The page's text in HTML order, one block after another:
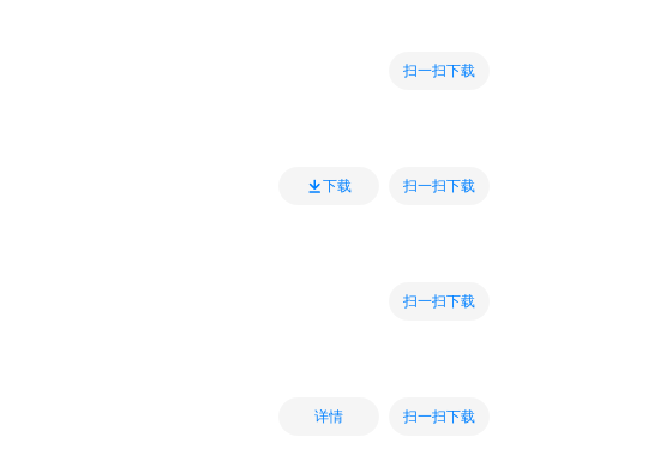
扫一扫下载
下载 扫一扫下载
扫一扫下载
详情 扫一扫下载